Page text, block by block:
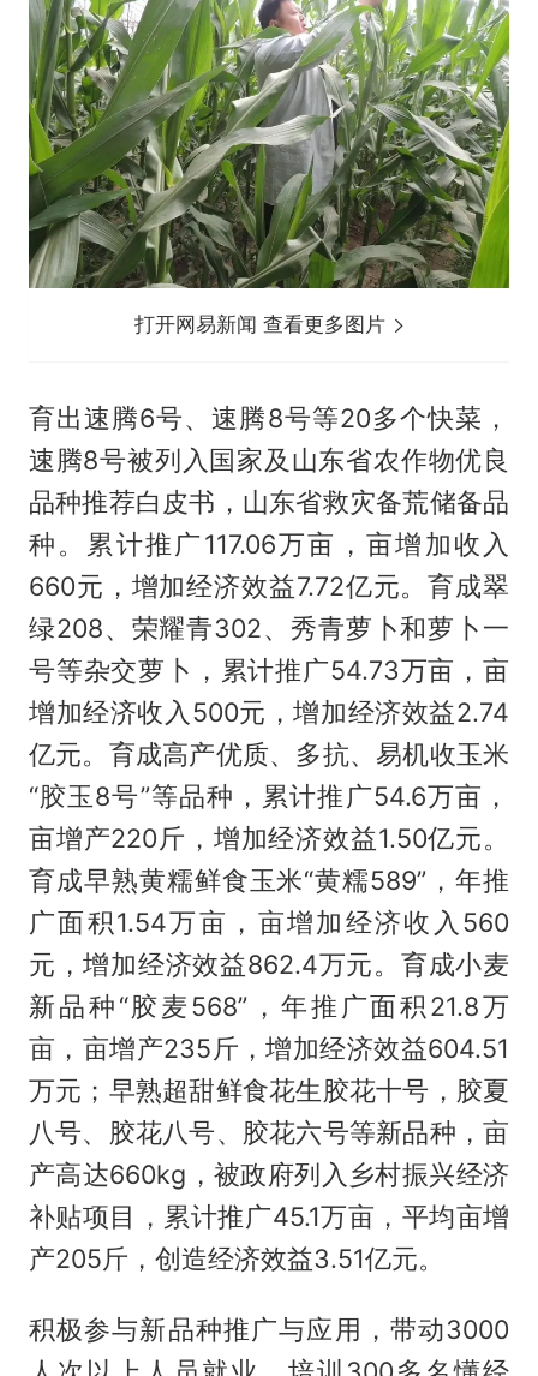
打开网易新闻 查看更多图片
育出速腾6号、速腾8号等20多个快菜，
速腾8号被列入国家及山东省农作物优良
品种推荐白皮书，山东省救灾备荒储备品
种。累计推广117.06万亩，亩增加收入
660元，增加经济效益7.72亿元。育成翠
绿208、荣耀青302、秀青萝卜和萝卜一
号等杂交萝卜，累计推广54.73万亩，亩
增加经济收入500元，增加经济效益2.74
亿元。育成高产优质、多抗、易机收玉米
“胶玉8号”等品种，累计推广54.6万亩，
亩增产220斤，增加经济效益1.50亿元。
育成早熟黄糯鲜食玉米“黄糯589”，年推
广面积1.54万亩，亩增加经济收入560
元，增加经济效益862.4万元。育成小麦
新品种“胶麦568”，年推广面积21.8万
亩，亩增产235斤，增加经济效益604.51
万元；早熟超甜鲜食花生胶花十号，胶夏
八号、胶花八号、胶花六号等新品种，亩
产高达660kg，被政府列入乡村振兴经济
补贴项目，累计推广45.1万亩，平均亩增
产205斤，创造经济效益3.51亿元。
积极参与新品种推广与应用，带动3000